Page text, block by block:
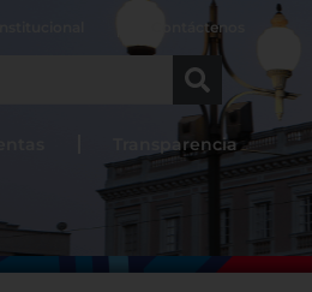
Contáctenos
Transparencia